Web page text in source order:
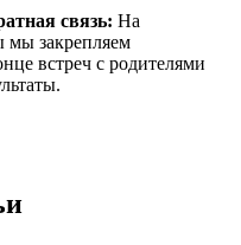
связь: На
мы закрепляем
встреч с родителями